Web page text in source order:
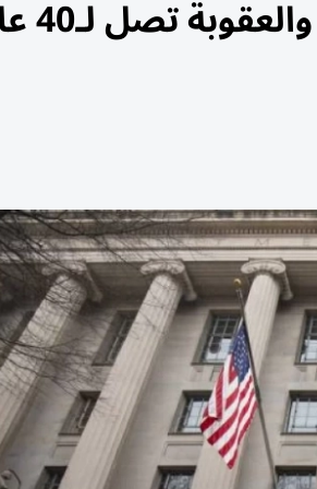
تصل لـ40 عاماً